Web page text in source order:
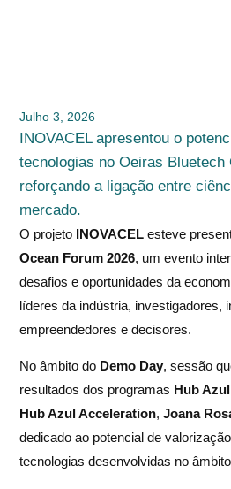
Julho 3, 2026
INOVACEL apresentou o
tecnologias no Oeiras Bluetech
reforçando a ligação entre
mercado.
O projeto INOVACEL esteve
Ocean Forum 2026, um evento
desafios e oportunidades da
líderes da indústria, investigadores,
empreendedores e decisores.
No âmbito do Demo Day, sessão
resultados dos programas Hub
Hub Azul Acceleration,Joana
dedicado ao potencial de
tecnologias desenvolvidas no